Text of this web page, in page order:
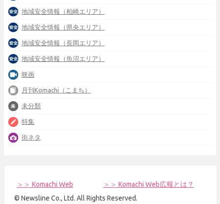
地域安全情報（柏崎エリア）
地域安全情報（県央エリア）
地域安全情報（長岡エリア）
地域安全情報（魚沼エリア）
映画
月刊Komachi（こまち）
未分類
特集
街ネタ
＞＞ Komachi Web
＞＞ Komachi Web広報とは？
© Newsline Co., Ltd. All Rights Reserved.